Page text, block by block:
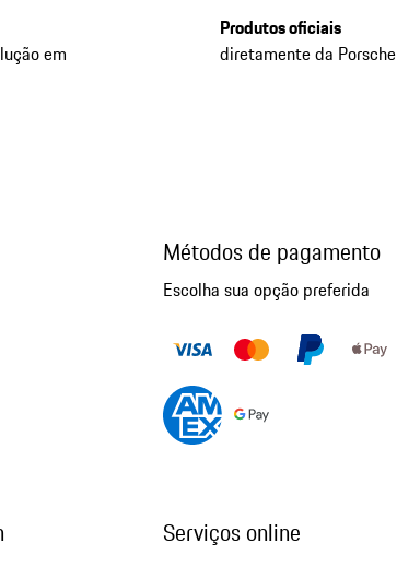
em
Produtos oficiais
diretamente da Porsche
Métodos de pagamento
Escolha sua opção preferida
Serviços online